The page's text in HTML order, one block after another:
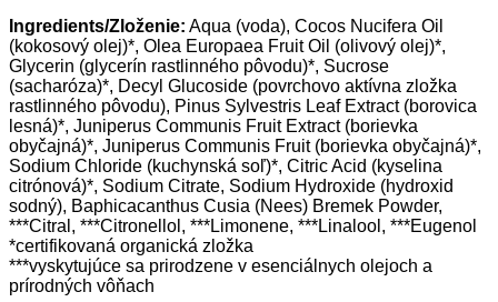
Ingredients/Zloženie: Aqua (voda), Cocos Nucifera Oil
(kokosový olej)*, Olea Europaea Fruit Oil (olivový olej)*,
Glycerin (glycerín rastlinného pôvodu)*, Sucrose
(sacharóza)*, Decyl Glucoside (povrchovo aktívna zložka
rastlinného pôvodu), Pinus Sylvestris Leaf Extract (borovica
lesná)*, Juniperus Communis Fruit Extract (borievka
obyčajná)*, Juniperus Communis Fruit (borievka obyčajná)*,
Sodium Chloride (kuchynská soľ)*, Citric Acid (kyselina
citrónová)*, Sodium Citrate, Sodium Hydroxide (hydroxid
sodný), Baphicacanthus Cusia (Nees) Bremek Powder,
***Citral, ***Citronellol, ***Limonene, ***Linalool, ***Eugenol
*certifikovaná organická zložka
***vyskytujúce sa prirodzene v esenciálnych olejoch a
prírodných vôňach